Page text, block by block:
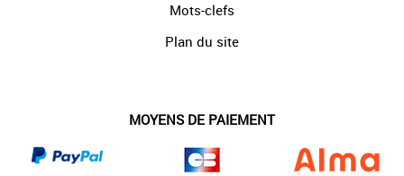
Mots-clefs
Plan du site
MOYENS DE PAIEMENT